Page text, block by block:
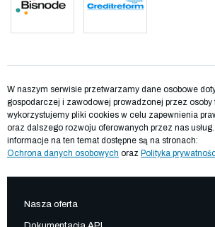
W naszym serwisie przetwarzamy dane osobowe
gospodarczej i zawodowej prowadzonej przez
wykorzystujemy pliki cookies w celu zapewnienia
oraz dalszego rozwoju oferowanych przez nas
informacje na ten temat dostępne są na stronach:
Ochrona danych osobowych oraz Polityka
Nasza oferta